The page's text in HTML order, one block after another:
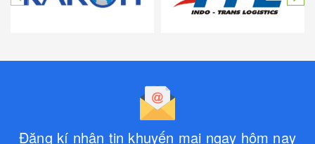
Đăng kí nhận tin khuyến mại ngay hôm nay